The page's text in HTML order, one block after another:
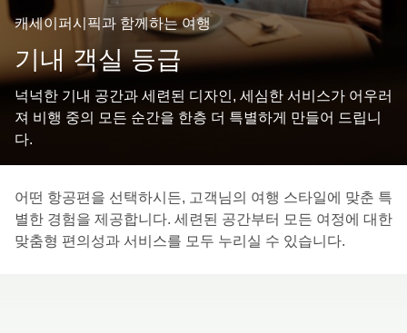
캐세이퍼시픽과 함께하는 여행
기내 객실 등급
넉넉한 기내 공간과 세련된 디자인, 세심한 서비스가 어우러
져 비행 중의 모든 순간을 한층 더 특별하게 만들어 드립니
다.
어떤 항공편을 선택하시든, 고객님의 여행 스타일에 맞춘 특
별한 경험을 제공합니다. 세련된 공간부터 모든 여정에 대한
맞춤형 편의성과 서비스를 모두 누리실 수 있습니다.